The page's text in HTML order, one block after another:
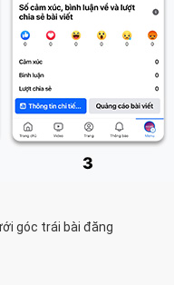
góc trái bài đăng